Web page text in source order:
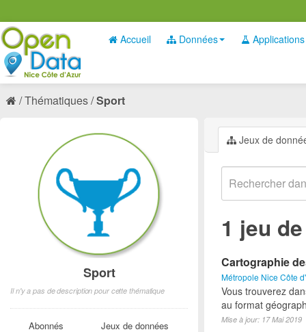
Accueil Données Applications
Thématiques Sport
Jeux de
1 jeu
Cartographie
Métropole Nice Côte
Vous trouverez
au format
Mise à jour: 17 Mai 2019
Sport
Il n'y a pas de description pour cette thématique
Abonnés Jeux de données